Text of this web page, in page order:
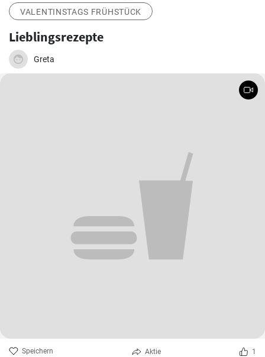
VALENTINSTAGS FRÜHSTÜCK
Lieblingsrezepte
Greta
Speichern Aktie 1